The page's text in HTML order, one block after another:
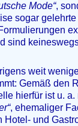
Mode“,
sogar
sind
weit
Gemäß den
hierfür ist u. a.
, ehemaliger
Hotel- und